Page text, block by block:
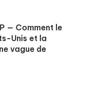
— Comment le
Unis et la
vague de